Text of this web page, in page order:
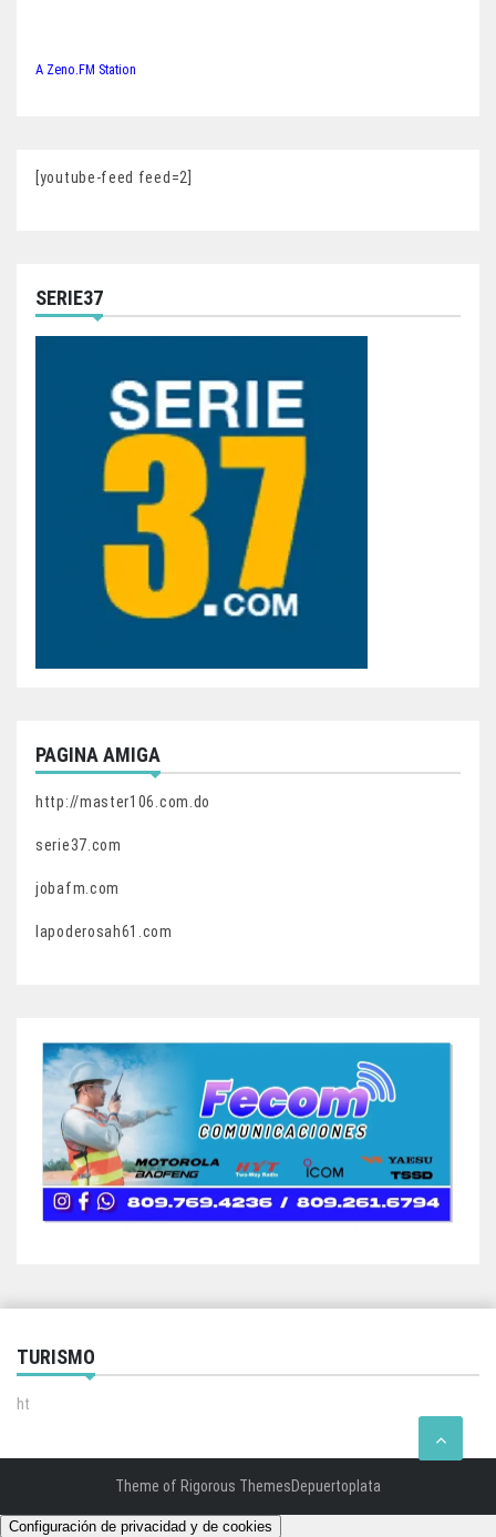
A Zeno.FM Station
[youtube-feed feed=2]
SERIE37
PAGINA AMIGA
http://master106.com.do
serie37.com
jobafm.com
lapoderosah61.com
TURISMO
ht
Theme of Rigorous ThemesDepuertoplata
Configuración de privacidad y de cookies